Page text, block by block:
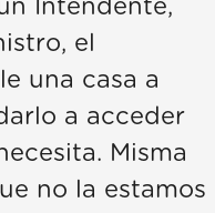
Intendente,
el
una casa a
a acceder
Misma
no la estamos